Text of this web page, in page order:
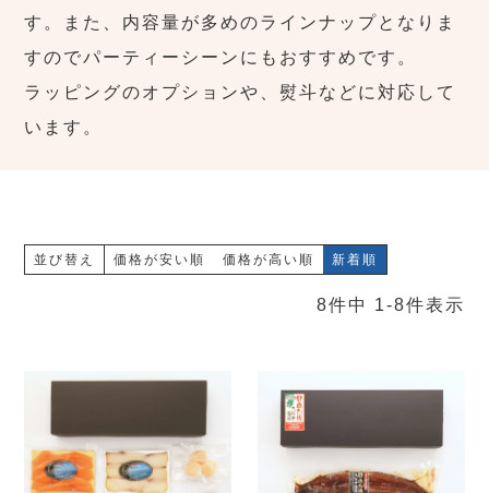
す。また、内容量が多めのラインナップとなりま
すのでパーティーシーンにもおすすめです。
ラッピングのオプションや、熨斗などに対応して
います。
並び替え 価格が安い順 価格が高い順 新着順
8件中 1-8件表示